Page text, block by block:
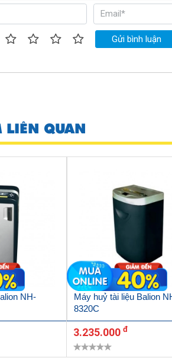
Gửi bình luận
LIÊN QUAN
NH-
Máy huỷ tài liệu Balion
8320C
3.235.000đ